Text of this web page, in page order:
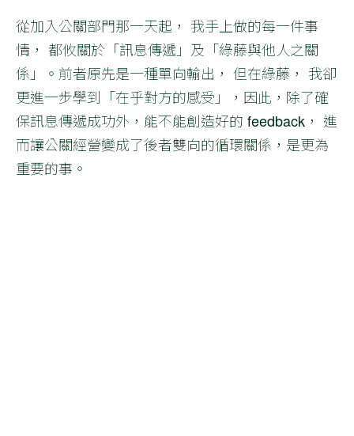
從加入公關部門那一天起， 我手上做的每一件事
情， 都攸關於「訊息傳遞」及「綠藤與他人之關
係」。前者原先是一種單向輸出， 但在綠藤， 我卻
更進一步學到「在乎對方的感受」，因此，除了確
保訊息傳遞成功外，能不能創造好的 feedback， 進
而讓公關經營變成了後者雙向的循環關係，是更為
重要的事。